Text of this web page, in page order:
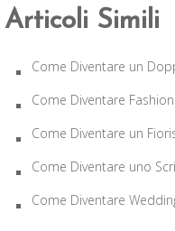
Articoli Simili
Come Diventare un
Come Diventare
Come Diventare un
Come Diventare uno
Come Diventare